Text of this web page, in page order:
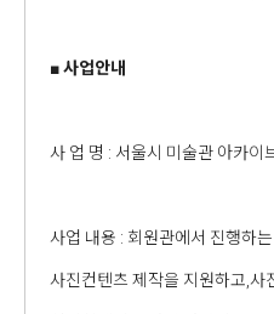
■사업안내
사 업 명 : 서울시 미술관 아카이
사업 내용 : 회원관에서 진행하
사진컨텐츠 제작을 지원하고,사